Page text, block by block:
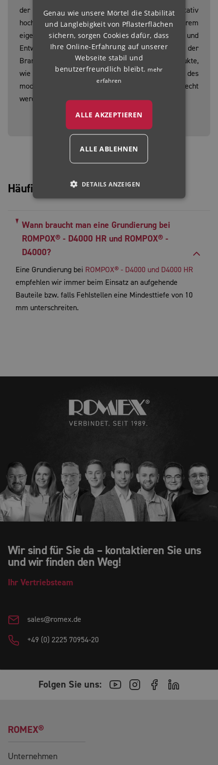
der Mittelpunkt unseres Anspruchs an qualitativ
hochwertige und zuverlässige Produkte. Mit unserem
eigenen Labor und einer modernen Forschungs- und
Entwicklungsabteilung setzen wir Maßstäbe in der
Branche. Hier entstehen richtungsweisenden Produkte,
wie ROMPOX® - ECOFINE, die den Anforderungen des
modernen Garten- und Landschaftsbaus gerecht
werden und gleichzeitig die Umwelt entlasten.
Häufig gestellte Fragen
Wann braucht man eine Grundierung bei
ROMPOX® - D4000 HR und ROMPOX® -
D4000?
Eine Grundierung bei ROMPOX® - D4000 und D4000 HR
empfehlen wir immer beim Einsatz an aufgehende
Bauteile bzw. falls Fehlstellen eine Mindesttiefe von 10
mm unterschreiten.
Wir sind für Sie da – kontaktieren Sie uns
und wir finden den Weg!
Ihr Vertriebsteam
sales@romex.de
+49 (0) 2225 70954-20
Folgen Sie uns:
ROMEX®
Unternehmen
NORWEGIAN
HUNGARIAN
Genau wie unsere Mörtel die Stabilität
und Langlebigkeit von Pflasterflächen
sichern, sorgen Cookies dafür, dass
Ihre Online-Erfahrung auf unserer
Webseite stabil und
benutzerfreundlich bleibt. mehr
erfahren
ALLE AKZEPTIEREN
ALLE ABLEHNEN
DETAILS ANZEIGEN